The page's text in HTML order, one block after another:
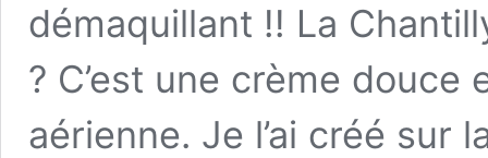
démaquillant !! La
? C’est une crème
aérienne. Je l’ai créé sur